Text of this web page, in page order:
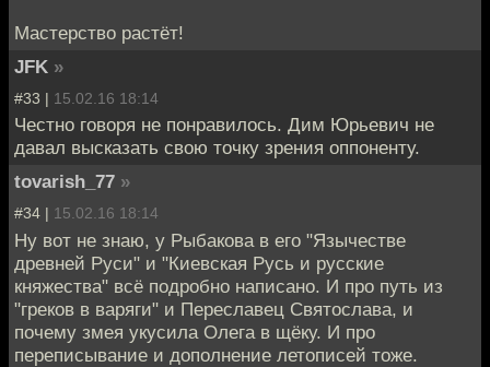
Мастерство растёт!
JFK »
#33 | 15.02.16 18:14
Честно говоря не понравилось. Дим Юрьевич не
давал высказать свою точку зрения оппоненту.
tovarish_77 »
#34 | 15.02.16 18:14
Ну вот не знаю, у Рыбакова в его "Язычестве
древней Руси" и "Киевская Русь и русские
княжества" всё подробно написано. И про путь из
"греков в варяги" и Переславец Святослава, и
почему змея укусила Олега в щёку. И про
переписывание и дополнение летописей тоже.